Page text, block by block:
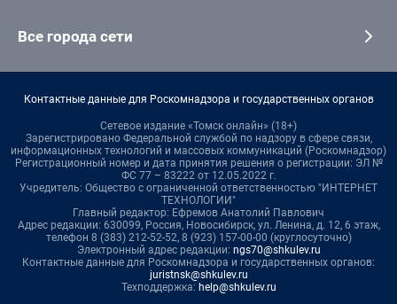
Все города сети
Контактные данные для Роскомнадзора и государственных органов
Сетевое издание «Томск онлайн» (18+)
Зарегистрировано Федеральной службой по надзору в сфере связи,
информационных технологий и массовых коммуникаций (Роскомнадзор)
Регистрационный номер и дата принятия решения о регистрации: ЭЛ №
ФС 77 – 83222 от 12.05.2022 г.
Учредитель: Общество с ограниченной ответственностью "ИНТЕРНЕТ
ТЕХНОЛОГИИ"
Главный редактор: Ефремов Анатолий Павлович
Адрес редакции: 630099, Россия, Новосибирск, ул. Ленина, д. 12, 6 этаж,
телефон 8 (383) 212-52-52, 8 (923) 157-00-00 (круглосуточно)
Электронный адрес редакции: ngs70@shkulev.ru
Контактные данные для Роскомнадзора и государственных органов:
juristnsk@shkulev.ru
Техподдержка: help@shkulev.ru